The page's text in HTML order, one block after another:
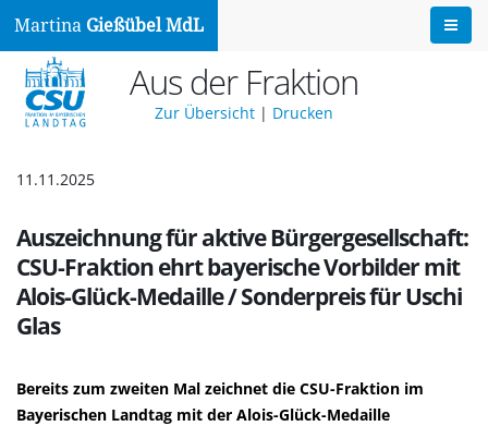
Martina Gießübel MdL
Aus der Fraktion
Zur Übersicht | Drucken
11.11.2025
Auszeichnung für aktive Bürgergesellschaft:
CSU-Fraktion ehrt bayerische Vorbilder mit
Alois-Glück-Medaille / Sonderpreis für Uschi
Glas
Bereits zum zweiten Mal zeichnet die CSU-Fraktion im
Bayerischen Landtag mit der Alois-Glück-Medaille